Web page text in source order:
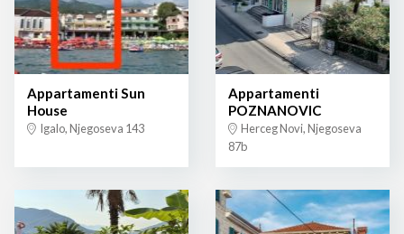
Appartamenti Sun
House
Igalo, Njegoseva 143
Appartamenti
POZNANOVIC
Herceg Novi, Njegoseva
87b